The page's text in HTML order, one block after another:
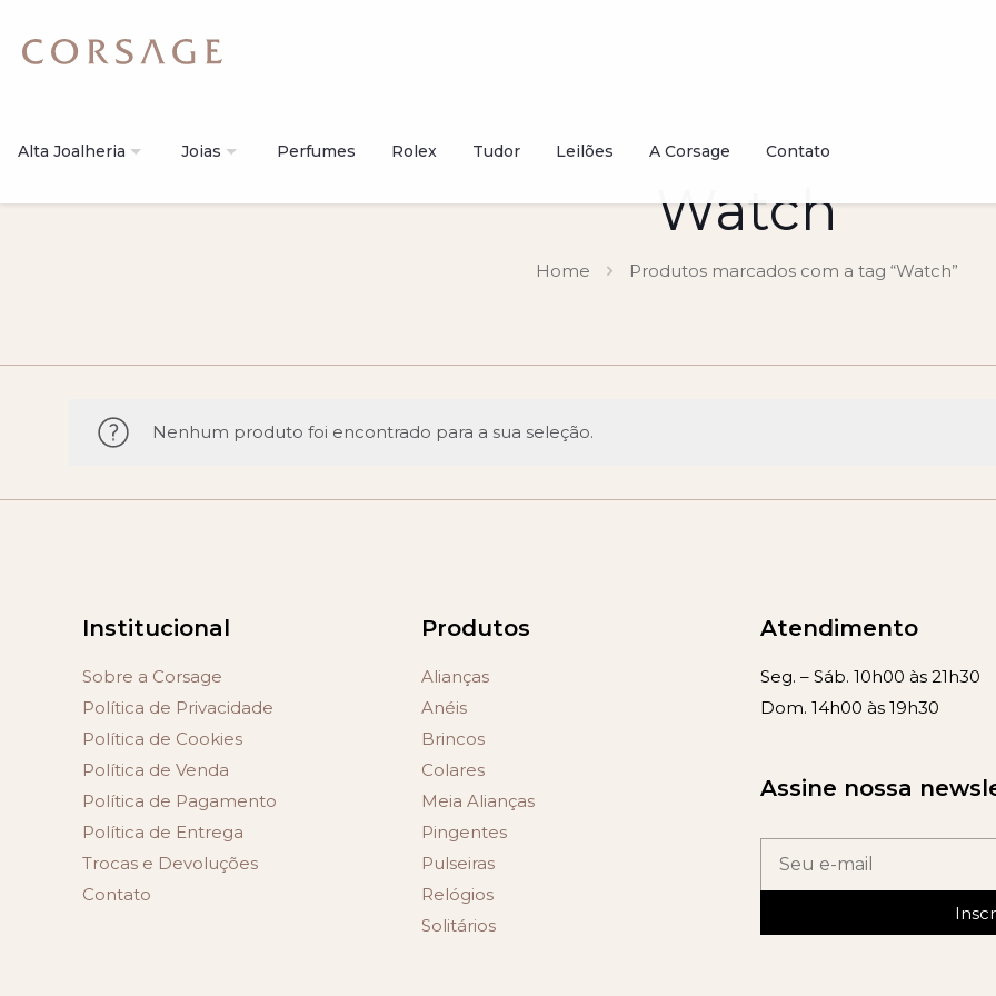
Alta Joalheria Joias Perfumes Rolex Tudor Leilões A Corsage Contato
Watch
Home Produtos marcados com a tag “Watch”
Nenhum produto foi encontrado para a sua seleção.
Institucional
Sobre a Corsage
Política de Privacidade
Política de Cookies
Política de Venda
Política de Pagamento
Política de Entrega
Trocas e Devoluções
Contato
Produtos
Alianças
Anéis
Brincos
Colares
Meia Alianças
Pingentes
Pulseiras
Relógios
Solitários
Atendimento
Seg. – Sáb. 10h00 às 21h30
Dom. 14h00 às 19h30
Assine nossa